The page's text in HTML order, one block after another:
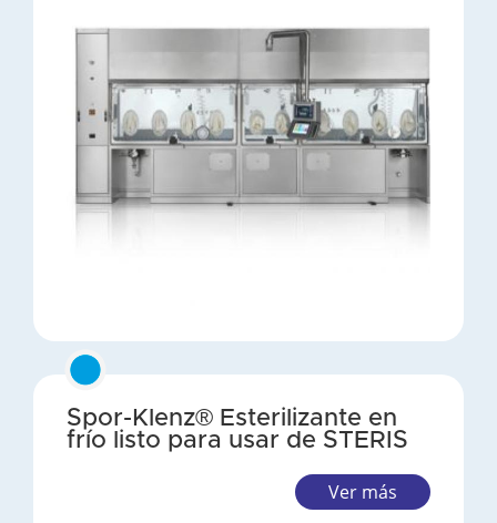
Spor-Klenz® Esterilizante en
frío listo para usar de STERIS
Ver más